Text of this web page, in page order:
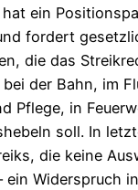
hat ein
fordert
die das
der Bahn, im
Pflege, in
soll. In
die keine
ein Widerspruch